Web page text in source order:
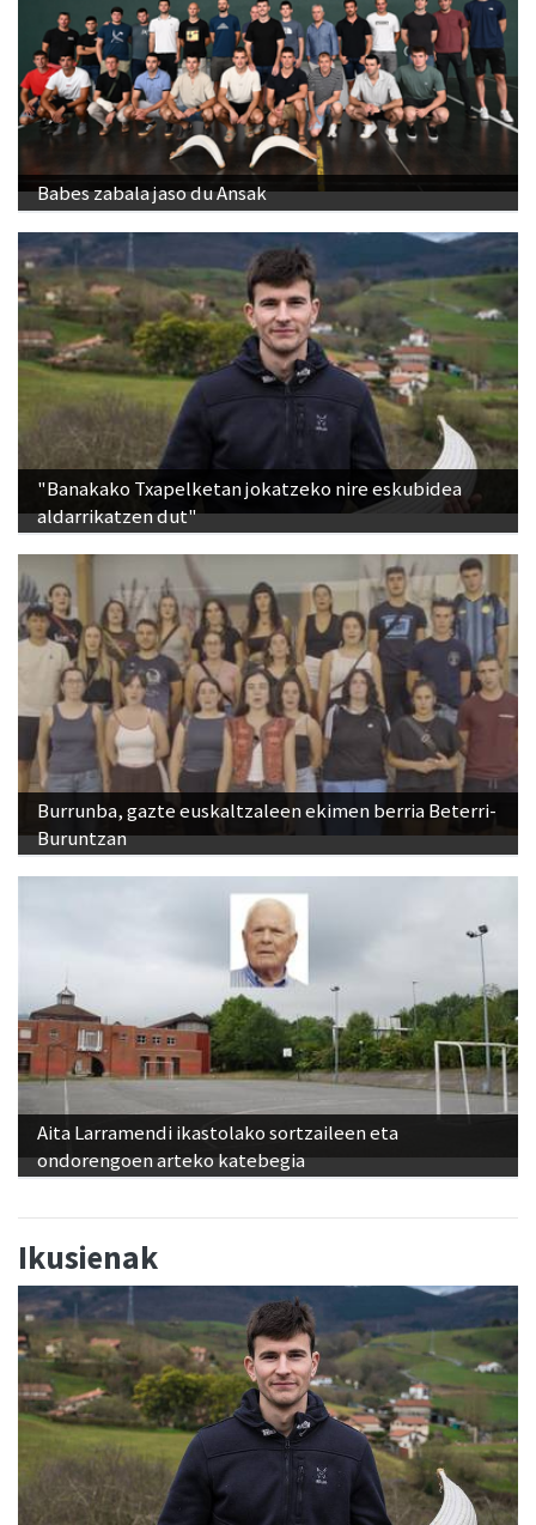
Babes zabala jaso du Ansak
"Banakako Txapelketan jokatzeko nire eskubidea
aldarrikatzen dut"
Burrunba, gazte euskaltzaleen ekimen berria Beterri-
Buruntzan
Aita Larramendi ikastolako sortzaileen eta
ondorengoen arteko katebegia
Ikusienak